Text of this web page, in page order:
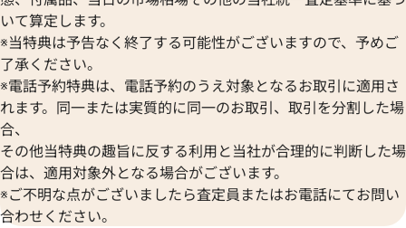
いて算定します。
※当特典は予告なく終了する可能性がございますので、予めご
了承ください。
※電話予約特典は、電話予約のうえ対象となるお取引に適用さ
れます。同一または実質的に同一のお取引、取引を分割した場
合、
その他当特典の趣旨に反する利用と当社が合理的に判断した場
合は、適用対象外となる場合がございます。
※ご不明な点がございましたら査定員またはお電話にてお問い
合わせください。